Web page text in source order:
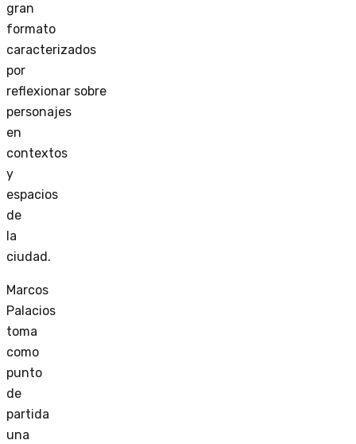
gran
formato
caracterizados
por
reflexionar sobre
personajes
en
contextos
y
espacios
de
la
ciudad.
Marcos
Palacios
toma
como
punto
de
partida
una